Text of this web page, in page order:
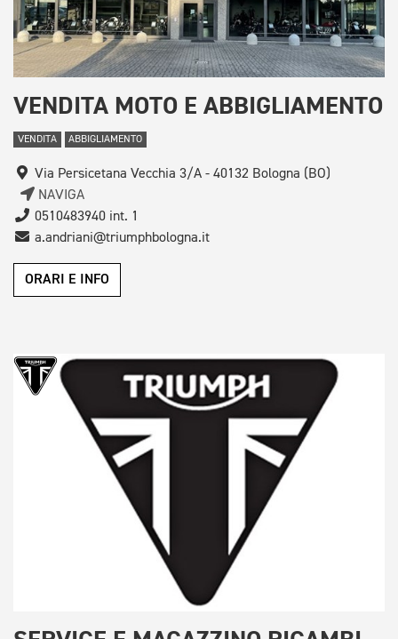
VENDITA MOTO E ABBIGLIAMENTO
VENDITA ABBIGLIAMENTO
Via Persicetana Vecchia 3/A - 40132 Bologna (BO)
NAVIGA
0510483940 int. 1
a.andriani@triumphbologna.it
ORARI E INFO